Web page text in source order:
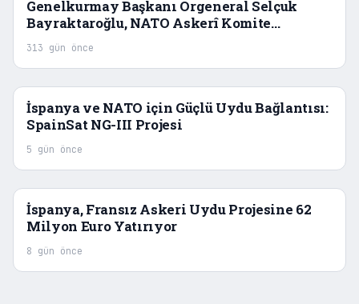
Genelkurmay Başkanı Orgeneral Selçuk
Bayraktaroğlu, NATO Askerî Komite
Toplantısı’na Katıldı
313 gün önce
İspanya ve NATO için Güçlü Uydu Bağlantısı:
SpainSat NG-III Projesi
5 gün önce
İspanya, Fransız Askeri Uydu Projesine 62
Milyon Euro Yatırıyor
8 gün önce